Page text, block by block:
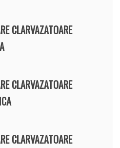
CLARVAZATOARE
CLARVAZATOARE
CLARVAZATOARE